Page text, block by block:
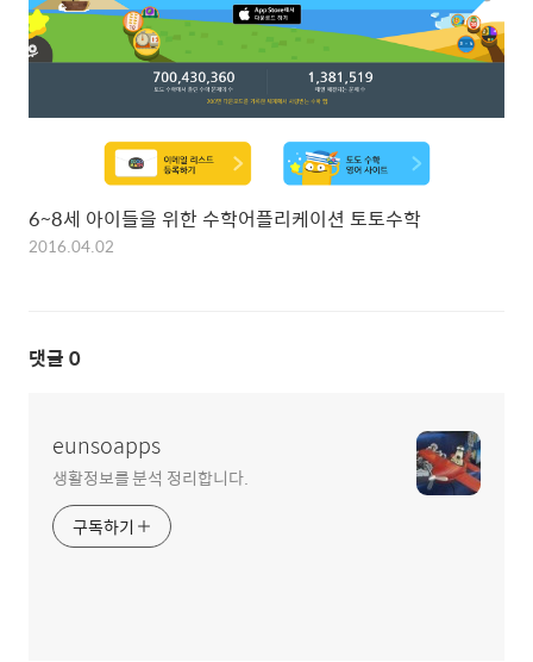
6~8세 아이들을 위한 수학어플리케이션 토토수학
2016.04.02
댓글 0
eunsoapps
생활정보를 분석 정리합니다.
구독하기